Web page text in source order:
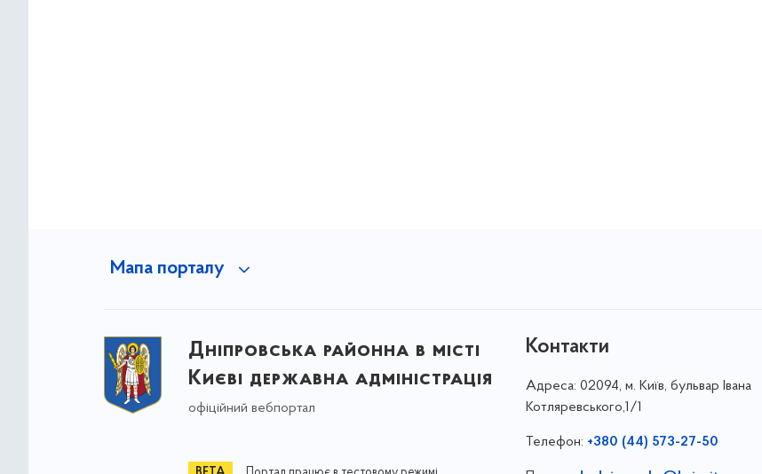
Мапа порталу
Дніпровська районна в місті
Києві державна адміністрація
офіційний вебпортал
Контакти
Адреса: 02094, м. Київ, бульвар Івана
Котляревського,1/1
Телефон: +380 (44) 573-27-50